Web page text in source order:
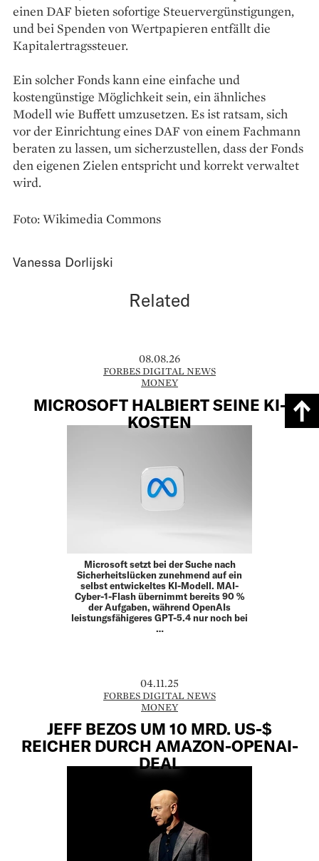
einen DAF bieten sofortige Steuervergünstigungen,
und bei Spenden von Wertpapieren entfällt die
Kapitalertragssteuer.
Ein solcher Fonds kann eine einfache und
kostengünstige Möglichkeit sein, ein ähnliches
Modell wie Buffett umzusetzen. Es ist ratsam, sich
vor der Einrichtung eines DAF von einem Fachmann
beraten zu lassen, um sicherzustellen, dass der Fonds
den eigenen Zielen entspricht und korrekt verwaltet
wird.
Foto: Wikimedia Commons
Vanessa Dorlijski
Related
08.08.26
FORBES DIGITAL NEWS
MONEY
MICROSOFT HALBIERT SEINE KI-
KOSTEN
Microsoft setzt bei der Suche nach
Sicherheitslücken zunehmend auf ein
selbst entwickeltes KI-Modell. MAI-
Cyber-1-Flash übernimmt bereits 90 %
der Aufgaben, während OpenAIs
leistungsfähigeres GPT-5.4 nur noch bei
…
04.11.25
FORBES DIGITAL NEWS
MONEY
JEFF BEZOS UM 10 MRD. US-$
REICHER DURCH AMAZON-OPENAI-
DEAL